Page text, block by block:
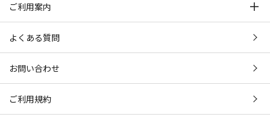
ご利用案内
よくある質問
お問い合わせ
ご利用規約